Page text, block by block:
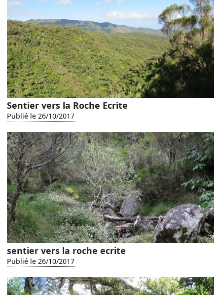
Sentier vers la Roche Ecrite
Publié le 26/10/2017
sentier vers la roche ecrite
Publié le 26/10/2017